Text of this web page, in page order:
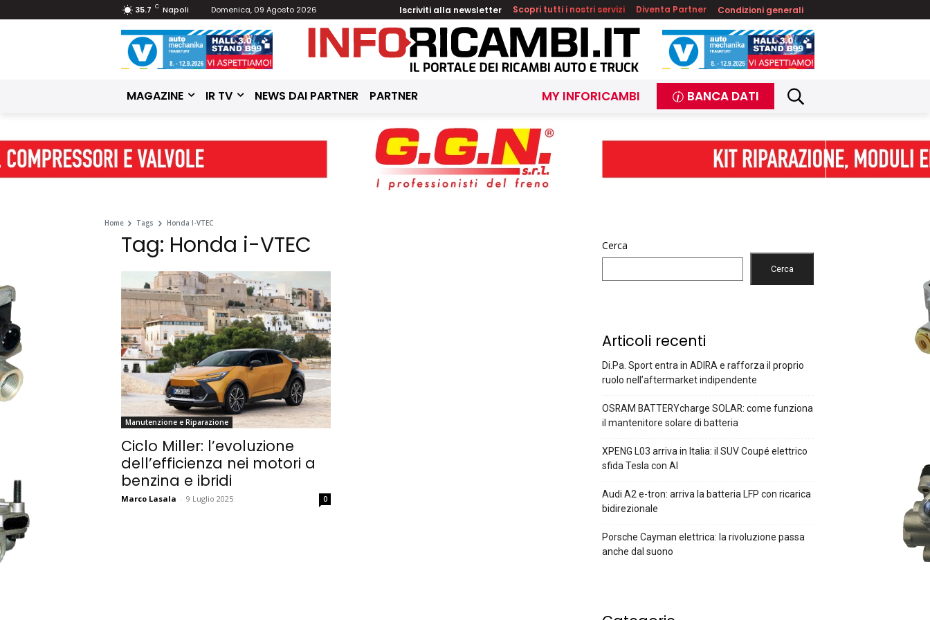
35.7 C Napoli Domenica, 09 Agosto 2026 Iscriviti alla newsletter Scopri tutti i nostri servizi Diventa Partner Condizioni generali
MAGAZINE IR TV NEWS DAI PARTNER PARTNER MY INFORICAMBI BANCA DATI
Home Tags Honda I-VTEC
Tag: Honda i-VTEC
Manutenzione e Riparazione
Ciclo Miller: l’evoluzione
dell’efficienza nei motori a
benzina e ibridi
Marco Lasala - 9 Luglio 2025 0
Cerca
Cerca
Articoli recenti
Di.Pa. Sport entra in ADIRA e rafforza il proprio
ruolo nell’aftermarket indipendente
OSRAM BATTERYcharge SOLAR: come funziona
il mantenitore solare di batteria
XPENG L03 arriva in Italia: il SUV Coupé elettrico
sfida Tesla con AI
Audi A2 e-tron: arriva la batteria LFP con ricarica
bidirezionale
Porsche Cayman elettrica: la rivoluzione passa
anche dal suono